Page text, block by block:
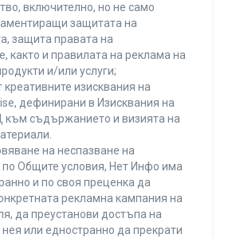
включително, но не само
защитата на
защита правата на
както и правилата на реклама на
и/или услуги;
изисквания на
дефинирани в Изисквания на
съдържанието и визията на
на неспазване на
по Общите условия, Нет Инфо има
и по своя преценка да
рекламна кампания на
да преустанови достъпа на
или едностранно да прекрати